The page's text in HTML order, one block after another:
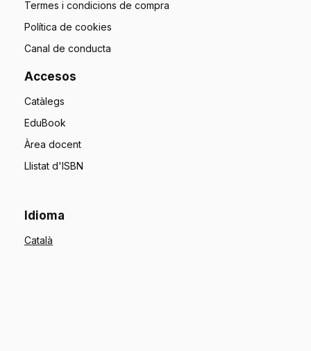
Termes i condicions de compra
Política de cookies
Canal de conducta
Accesos
Catàlegs
EduBook
Àrea docent
Llistat d'ISBN
Idioma